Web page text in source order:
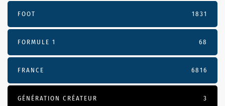
FOOT 1831
FORMULE 1 68
FRANCE 6816
GÉNÉRATION CRÉATEUR 3